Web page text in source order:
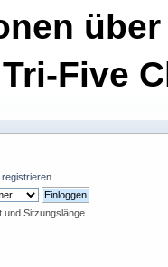
Five
registrieren
und Sitzungslänge